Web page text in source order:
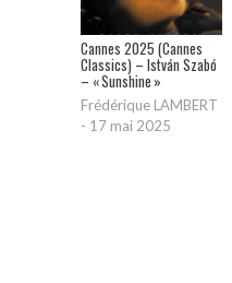
Cannes 2025 (Cannes
Classics) – István Szabó
– « Sunshine »
Frédérique LAMBERT
- 17 mai 2025